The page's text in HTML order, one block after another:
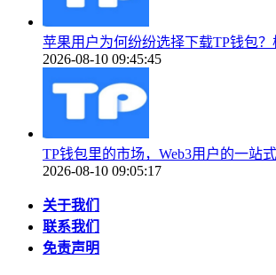
苹果用户为何纷纷选择下载TP钱包
2026-08-10 09:45:45
TP钱包里的市场，Web3用户的一站
2026-08-10 09:05:17
关于我们
联系我们
免责声明